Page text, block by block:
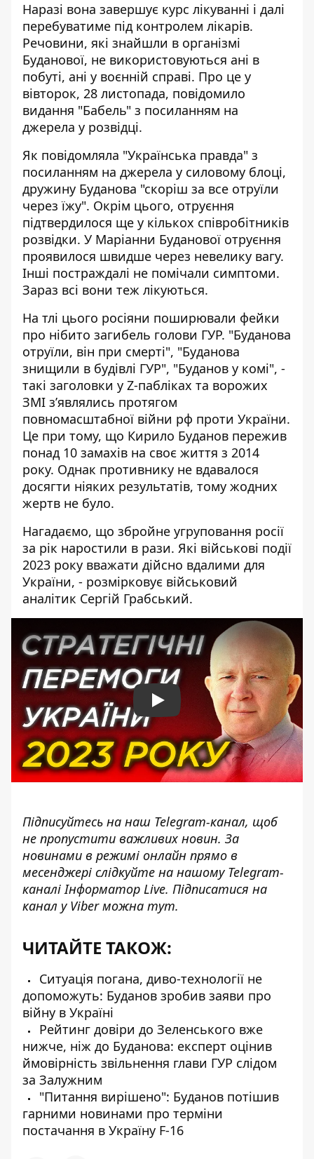
Наразі вона завершує курс лікуванні і далі
перебуватиме під контролем лікарів.
Речовини, які знайшли в організмі
Буданової, не використовуються ані в
побуті, ані у воєнній справі. Про це у
вівторок, 28 листопада, повідомило
видання "Бабель" з посиланням на
джерела у розвідці.
Як повідомляла "Українська правда" з
посиланням на джерела у силовому блоці,
дружину Буданова "скоріш за все отруїли
через їжу". Окрім цього, отруєння
підтвердилося ще у кількох співробітників
розвідки. У Маріанни Буданової отруєння
проявилося швидше через невелику вагу.
Інші постраждалі не помічали симптоми.
Зараз всі вони теж лікуються.
На тлі цього росіяни поширювали фейки
про нібито загибель голови ГУР. "Буданова
отруїли, він при смерті", "Буданова
знищили в будівлі ГУР", "Буданов у комі", -
такі заголовки у Z-пабліках та ворожих
ЗМІ зʼявлялись протягом
повномасштабної війни рф проти України.
Це при тому, що Кирило Буданов пережив
понад 10 замахів на своє життя з 2014
року. Однак противнику не вдавалося
досягти ніяких результатів, тому жодних
жертв не було.
Нагадаємо, що збройне угруповання росії
за рік наростили в рази. Які військові події
2023 року вважати дійсно вдалими для
України, - розмірковує військовий
аналітик Сергій Грабський.
Play
Підписуйтесь на наш Telegram-канал, щоб
не пропустити важливих новин. За
новинами в режимі онлайн прямо в
месенджері слідкуйте на нашому Telegram-
каналіІнформатор Live. Підписатися на
канал у Viber можна тут.
ЧИТАЙТЕ ТАКОЖ:
Ситуація погана, диво-технології не
допоможуть: Буданов зробив заяви про
війну в Україні
Рейтинг довіри до Зеленського вже
нижче, ніж до Буданова: експерт оцінив
ймовірність звільнення глави ГУР слідом
за Залужним
"Питання вирішено": Буданов потішив
гарними новинами про терміни
постачання в Україну F-16